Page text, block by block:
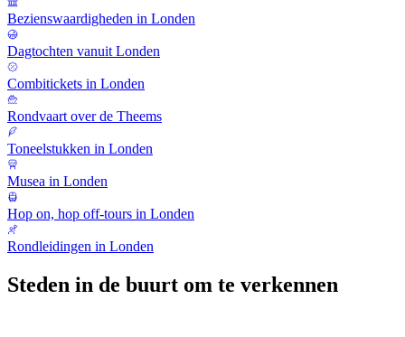
Bezienswaardigheden in Londen
Dagtochten vanuit Londen
Combitickets in Londen
Rondvaart over de Theems
Toneelstukken in Londen
Musea in Londen
Hop on, hop off-tours in Londen
Rondleidingen in Londen
Steden in de buurt om te verkennen